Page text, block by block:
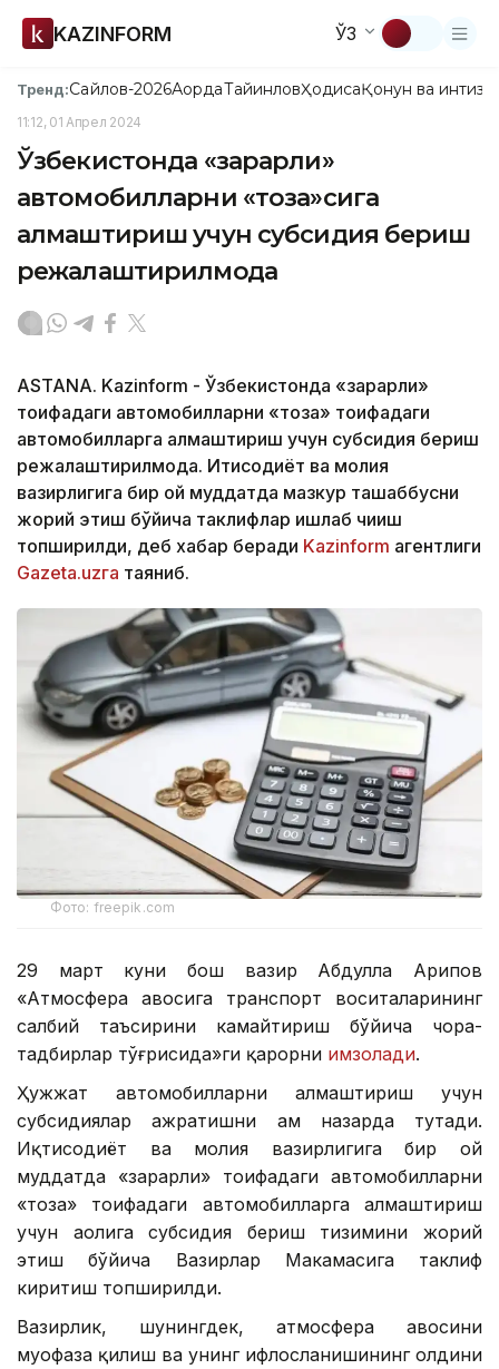
KAZINFORM ЎЗ
Тренд:Сайлов-2026АқордаТайинловҲодисаҚонун ва
11:12, 01 Апрел 2024
Ўзбекистонда «зарарли»
автомобилларни «тоза»сига
алмаштириш учун субсидия бериш
режалаштирилмоқда
ASTANA. Kazinform - Ўзбекистонда «зарарли»
тоифадаги автомобилларни «тоза» тоифадаги
автомобилларга алмаштириш учун субсидия бериш
режалаштирилмоқда. Иқтисодиёт ва молия
вазирлигига бир ой муддатда мазкур ташаббусни
жорий этиш бўйича таклифлар ишлаб чиқиш
топширилди, деб хабар беради Kazinform агентлиги
Gazeta.uzга таяниб.
Фото: freepik.com
29 март куни бош вазир Абдулла Арипов
«Атмосфера ҳавосига транспорт воситаларининг
салбий таъсирини камайтириш бўйича чора-
тадбирлар тўғрисида»ги қарорни имзолади.
Ҳужжат автомобилларни алмаштириш учун
субсидиялар ажратишни ҳам назарда тутади.
Иқтисодиёт ва молия вазирлигига бир ой
муддатда «зарарли» тоифадаги автомобилларни
«тоза» тоифадаги автомобилларга алмаштириш
учун аҳолига субсидия бериш тизимини жорий
этиш бўйича Вазирлар Маҳкамасига таклиф
киритиш топширилди.
Вазирлик, шунингдек, атмосфера ҳавосини
муҳофаза қилиш ва унинг ифлосланишининг олдини